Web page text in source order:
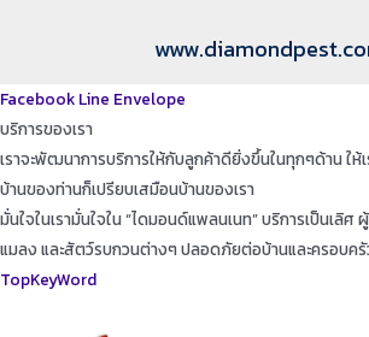
Facebook Line Envelope
บริการของเรา
เราจะพัฒนาการบริการให้กับลูกค้าดียิ่งขึ้นในทุกๆด้าน ให้
บ้านของท่านก็เปรียบเสมือนบ้านของเรา
มั่นใจในเรามั่นใจใน “ไดมอนด์แพลนเนท” บริการเป็นเลิ
แมลง และสัตว์รบกวนต่างๆ ปลอดภัยต่อบ้านและครอบ
TopKeyWord